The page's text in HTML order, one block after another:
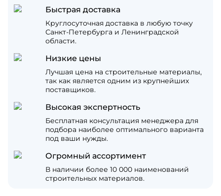
Быстрая доставка
Круглосуточная доставка в любую точку
Санкт-Петербурга и Ленинградской
области.
Низкие цены
Лучшая цена на строительные материалы,
так как является одним из крупнейших
поставщиков.
Высокая экспертность
Бесплатная консультация менеджера для
подбора наиболее оптимального варианта
под ваши нужды.
Огромный ассортимент
В наличии более 10 000 наименований
строительных материалов.